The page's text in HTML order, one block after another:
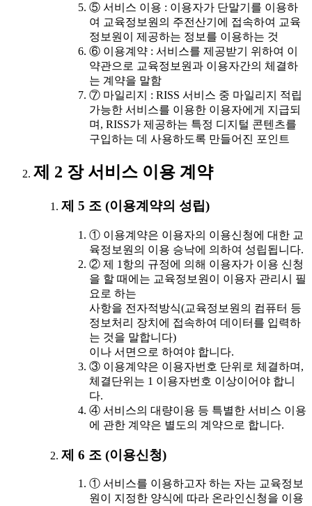
⑤ 서비스 이용 : 이용자가 단말기를 이용하
여 교육정보원의 주전산기에 접속하여 교육
정보원이 제공하는 정보를 이용하는 것
⑥ 이용계약 : 서비스를 제공받기 위하여 이
약관으로 교육정보원과 이용자간의 체결하
는 계약을 말함
⑦ 마일리지 : RISS 서비스 중 마일리지 적립
가능한 서비스를 이용한 이용자에게 지급되
며, RISS가 제공하는 특정 디지털 콘텐츠를
구입하는 데 사용하도록 만들어진 포인트
제 2 장 서비스 이용 계약
제 5 조 (이용계약의 성립)
① 이용계약은 이용자의 이용신청에 대한 교
육정보원의 이용 승낙에 의하여 성립됩니다.
② 제 1항의 규정에 의해 이용자가 이용 신청
을 할 때에는 교육정보원이 이용자 관리시 필
요로 하는
사항을 전자적방식(교육정보원의 컴퓨터 등
정보처리 장치에 접속하여 데이터를 입력하
는 것을 말합니다)
이나 서면으로 하여야 합니다.
③ 이용계약은 이용자번호 단위로 체결하며,
체결단위는 1 이용자번호 이상이어야 합니
다.
④ 서비스의 대량이용 등 특별한 서비스 이용
에 관한 계약은 별도의 계약으로 합니다.
제 6 조 (이용신청)
① 서비스를 이용하고자 하는 자는 교육정보
원이 지정한 양식에 따라 온라인신청을 이용